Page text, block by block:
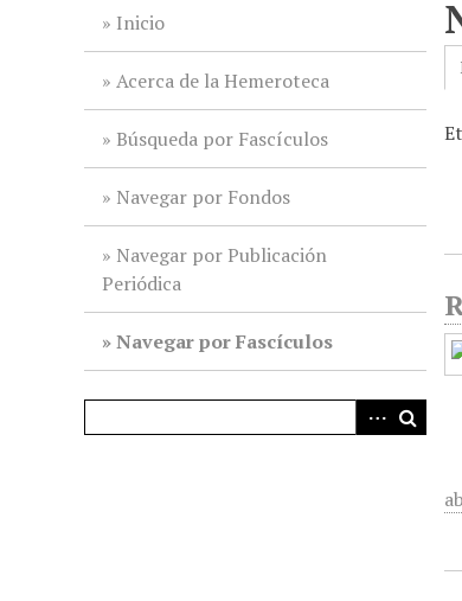
Inicio
Acerca de la Hemeroteca
Búsqueda por Fascículos
Navegar por Fondos
Navegar por Publicación
Periódica
Navegar por Fascículos